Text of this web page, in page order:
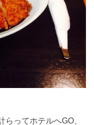
ってホテルへGO、